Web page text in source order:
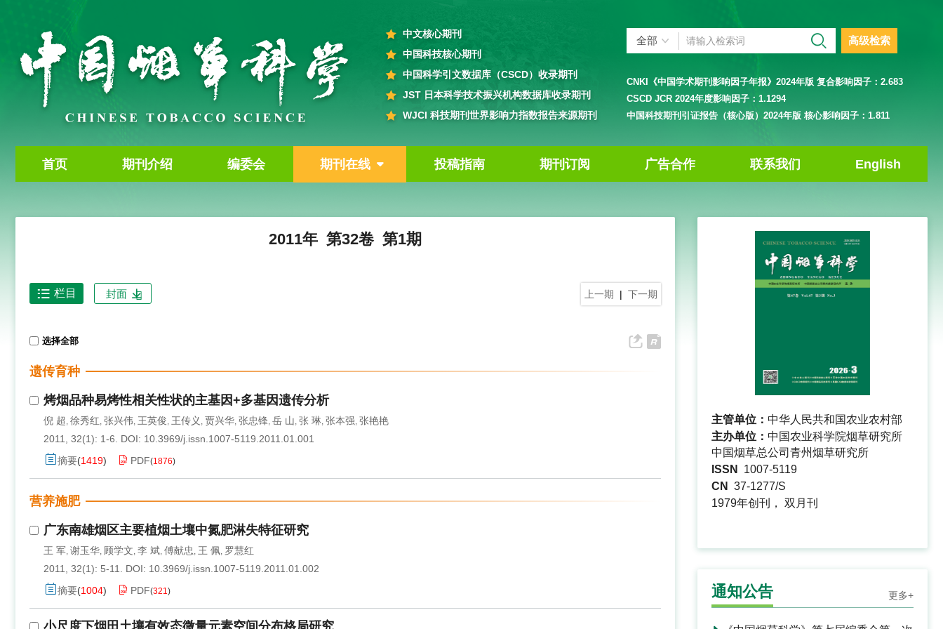
中文核心期刊
中国科技核心期刊
中国科学引文数据库（CSCD）收录期刊
JST 日本科学技术振兴机构数据库收录期刊
WJCI 科技期刊世界影响力指数报告来源期刊
高级检索
CNKI《中国学术期刊影响因子年报》2024年版 复合影响因子： 2.683
CSCD JCR 2024年度影响因子： 1.1294
中国科技期刊引证报告（核心版）2024年版 核心影响因子： 1.811
首页 期刊介绍 编委会 期刊在线 投稿指南 期刊订阅 广告合作 联系我们 English
2011年 第32卷 第1期
上一期 | 下一期
栏目 封面
选择全部
遗传育种
烤烟品种易烤性相关性状的主基因+多基因遗传分析
倪 超 , 徐秀红, 张兴伟, 王英俊, 王传义 , 贾兴华, 张忠锋, 岳 山, 张 琳, 张本强, 张艳艳
2011, 32(1): 1-6.
DOI: 10.3969/j.issn.1007-5119.2011.01.001
摘要(1419) PDF(1876)
营养施肥
广东南雄烟区主要植烟土壤中氮肥淋失特征研究
王 军, 谢玉华, 顾学文, 李 斌, 傅献忠 , 王 佩, 罗慧红
2011, 32(1): 5-11.
DOI: 10.3969/j.issn.1007-5119.2011.01.002
摘要(1004) PDF(321)
小尺度下烟田土壤有效态微量元素空间分布格局研究
主管单位： 中华人民共和国农业农村部
主办单位： 中国农业科学院烟草研究所
中国烟草总公司青州烟草研究所
ISSN
1007-5119
CN
37-1277/S
1979年创刊， 双月刊
通知公告 更多+